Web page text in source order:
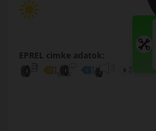
EPREL cimke adatok: